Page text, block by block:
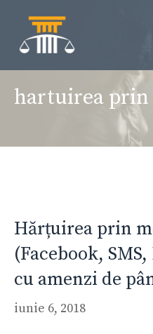
conținut
hartuirea prin
Hărțuirea prin
(Facebook,
cu amenzi de
iunie 6, 2018